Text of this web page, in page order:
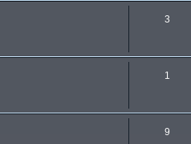
3
1
9